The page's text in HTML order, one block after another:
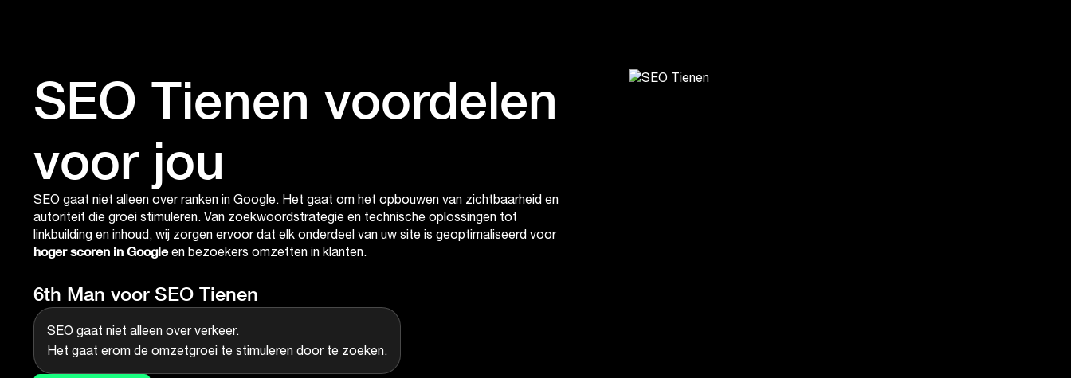
SEO Tienen voordelen
voor jou
SEO gaat niet alleen over ranken in Google. Het gaat om het opbouwen van zichtbaarheid en
autoriteit die groei stimuleren. Van zoekwoordstrategie en technische oplossingen tot
linkbuilding en inhoud, wij zorgen ervoor dat elk onderdeel van uw site is geoptimaliseerd voor
hoger scoren in Googleen bezoekers omzetten in klanten.
6th Man voor SEO Tienen
SEO gaat niet alleen over verkeer.
Het gaat erom de omzetgroei te stimuleren door te zoeken.